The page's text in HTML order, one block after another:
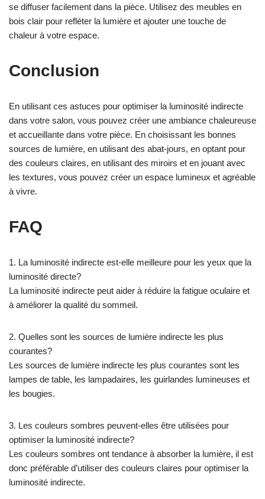
se diffuser facilement dans la pièce. Utilisez des meubles en
bois clair pour refléter la lumière et ajouter une touche de
chaleur à votre espace.
Conclusion
En utilisant ces astuces pour optimiser la luminosité indirecte
dans votre salon, vous pouvez créer une ambiance chaleureuse
et accueillante dans votre pièce. En choisissant les bonnes
sources de lumière, en utilisant des abat-jours, en optant pour
des couleurs claires, en utilisant des miroirs et en jouant avec
les textures, vous pouvez créer un espace lumineux et agréable
à vivre.
FAQ
1. La luminosité indirecte est-elle meilleure pour les yeux que la
luminosité directe?
La luminosité indirecte peut aider à réduire la fatigue oculaire et
à améliorer la qualité du sommeil.
2. Quelles sont les sources de lumière indirecte les plus
courantes?
Les sources de lumière indirecte les plus courantes sont les
lampes de table, les lampadaires, les guirlandes lumineuses et
les bougies.
3. Les couleurs sombres peuvent-elles être utilisées pour
optimiser la luminosité indirecte?
Les couleurs sombres ont tendance à absorber la lumière, il est
donc préférable d’utiliser des couleurs claires pour optimiser la
luminosité indirecte.